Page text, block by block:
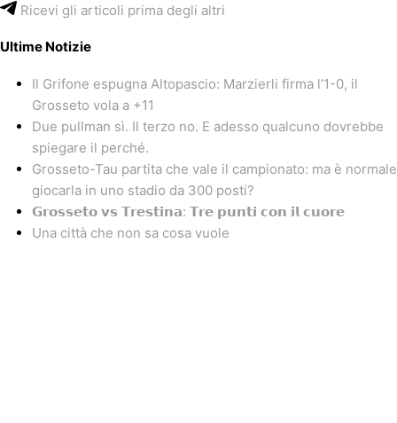
Ricevi gli articoli prima degli altri
Ultime Notizie
Il Grifone espugna Altopascio: Marzierli firma l’1-0, il
Grosseto vola a +11
Due pullman sì. Il terzo no. E adesso qualcuno dovrebbe
spiegare il perché.
Grosseto-Tau partita che vale il campionato: ma è normale
giocarla in uno stadio da 300 posti?
𝗚𝗿𝗼𝘀𝘀𝗲𝘁𝗼 𝘃𝘀 𝗧𝗿𝗲𝘀𝘁𝗶𝗻𝗮: 𝗧𝗿𝗲 𝗽𝘂𝗻𝘁𝗶 𝗰𝗼𝗻 𝗶𝗹 𝗰𝘂𝗼𝗿𝗲
Una città che non sa cosa vuole